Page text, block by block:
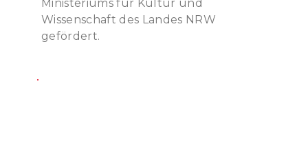
Ministeriums für Kultur und
Wissenschaft des Landes NRW
gefördert.